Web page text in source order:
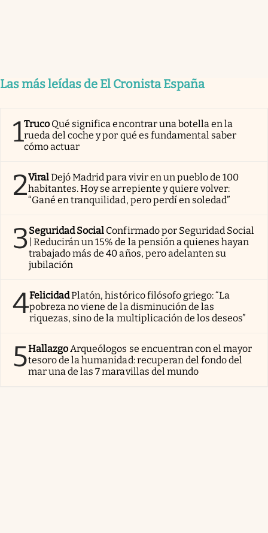
Las más leídas de El Cronista España
1Truco Qué significa encontrar una botella en la
rueda del coche y por qué es fundamental saber
cómo actuar
2ViralDejó Madrid para vivir en un pueblo de 100
habitantes. Hoy se arrepiente y quiere volver:
“Gané en tranquilidad, pero perdí en soledad”
3Seguridad Social Confirmado por Seguridad Social
| Reducirán un 15% de la pensión a quienes hayan
trabajado más de 40 años, pero adelanten su
jubilación
4FelicidadPlatón, histórico filósofo griego: “La
pobreza no viene de la disminución de las
riquezas, sino de la multiplicación de los deseos”
5Hallazgo Arqueólogos se encuentran con el mayor
tesoro de la humanidad: recuperan del fondo del
mar una de las 7 maravillas del mundo